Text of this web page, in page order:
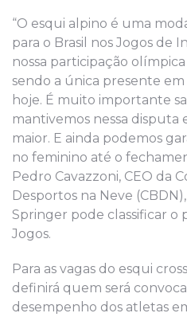
“O esqui alpino é uma
para o Brasil nos Jogos de
nossa participação
sendo a única presente em
hoje. É muito importante
mantivemos nessa disputa
maior. E ainda podemos
no feminino até o
Pedro Cavazzoni, CEO da
Desportos na Neve
Springer pode classificar o
Jogos.
Para as vagas do esqui
definirá quem será
desempenho dos atletas